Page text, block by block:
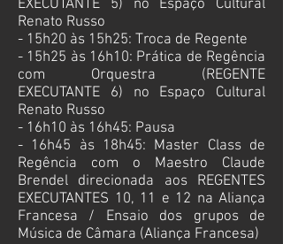
EXECUTANTE 5) no Espaço Cultural
Renato Russo
- 15h20 às 15h25: Troca de Regente
- 15h25 às 16h10: Prática de Regência
com Orquestra (REGENTE
EXECUTANTE 6) no Espaço Cultural
Renato Russo
- 16h10 às 16h45: Pausa
- 16h45 às 18h45: Master Class de
Regência com o Maestro Claude
Brendel direcionada aos REGENTES
EXECUTANTES 10, 11 e 12 na Aliança
Francesa / Ensaio dos grupos de
Música de Câmara (Aliança Francesa)